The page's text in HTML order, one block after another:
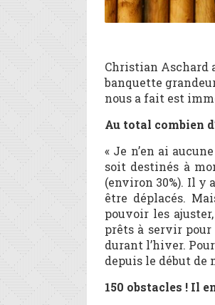
Christian Aschard
banquette
nous a fait est
Au total combien
« Je n’en ai
soit destinés à
(environ 30%). Il y
être déplacés.
pouvoir les
prêts à servir
durant l’hiver.
depuis le début de
150 obstacles ! Il